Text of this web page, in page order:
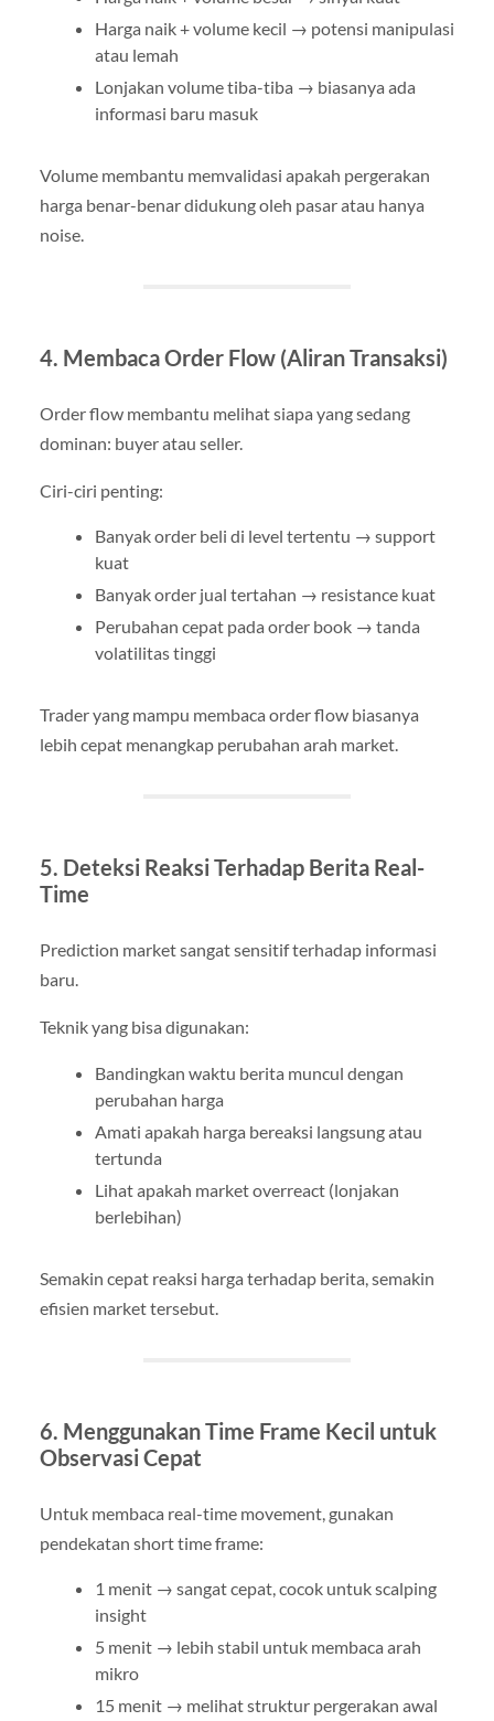
Harga naik + volume kecil → potensi manipulasi
atau lemah
Lonjakan volume tiba-tiba → biasanya ada
informasi baru masuk
Volume membantu memvalidasi apakah pergerakan
harga benar-benar didukung oleh pasar atau hanya
noise.
4. Membaca Order Flow (Aliran Transaksi)
Order flow membantu melihat siapa yang sedang
dominan: buyer atau seller.
Ciri-ciri penting:
Banyak order beli di level tertentu → support
kuat
Banyak order jual tertahan → resistance kuat
Perubahan cepat pada order book → tanda
volatilitas tinggi
Trader yang mampu membaca order flow biasanya
lebih cepat menangkap perubahan arah market.
5. Deteksi Reaksi Terhadap Berita Real-
Time
Prediction market sangat sensitif terhadap informasi
baru.
Teknik yang bisa digunakan:
Bandingkan waktu berita muncul dengan
perubahan harga
Amati apakah harga bereaksi langsung atau
tertunda
Lihat apakah market overreact (lonjakan
berlebihan)
Semakin cepat reaksi harga terhadap berita, semakin
efisien market tersebut.
6. Menggunakan Time Frame Kecil untuk
Observasi Cepat
Untuk membaca real-time movement, gunakan
pendekatan short time frame:
1 menit → sangat cepat, cocok untuk scalping
insight
5 menit → lebih stabil untuk membaca arah
mikro
15 menit → melihat struktur pergerakan awal